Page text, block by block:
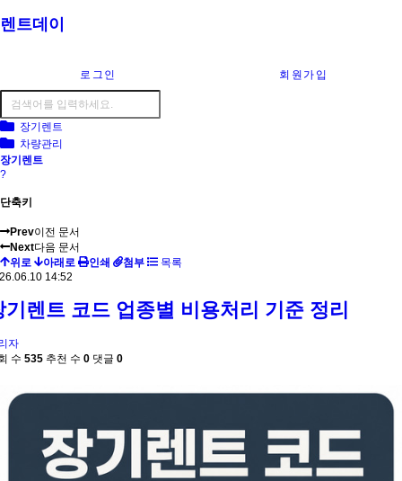
렌트데이
로그인 회원가입
장기렌트
차량관리
장기렌트
?
단축키
Prev이전 문서
Next다음 문서
위로
아래로 인쇄 첨부
목록
14:52
기렌트 코드 업종별 비용처리 기준 정리
자
수 535 추천 수 0 댓글 0